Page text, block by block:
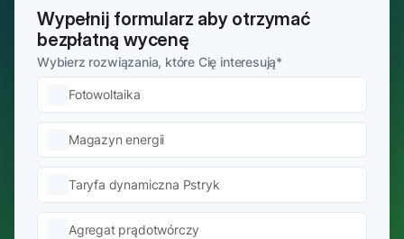
Wypełnij formularz aby otrzymać
bezpłatną wycenę
Wybierz rozwiązania, które Cię interesują*
Fotowoltaika
Magazyn energii
Taryfa dynamiczna Pstryk
Agregat prądotwórczy